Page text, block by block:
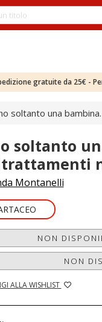
gratuite da 25€ -
soltanto una
soltanto
Montanelli
NON
NON
ALLA WISHLIST